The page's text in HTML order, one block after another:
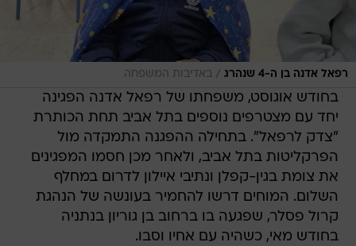
רפאל אדנה בן ה-4 שנהרג / באדיבות המשפחה
בחודש אוגוסט, משפחתו של רפאל אדנה הפגינה
יחד עם מצטרפים נוספים בתל אביב תחת הכותרת
"צדק לרפאל". בתחילה ההפגנה התמקדה מול
הפרקליטות בתל אביב, ולאחר מכן חסמו המפגינים
את צומת בגין-קפלן ונתיבי איילון לדרום במחלף
השלום. המוחים דרשו להחמיר בעונשה של הנהגת
קרול פסלר, שפגעה בו ברחוב בן גוריון בנתניה
בחודש מאי, כשהיה עם אחיו וסבו.